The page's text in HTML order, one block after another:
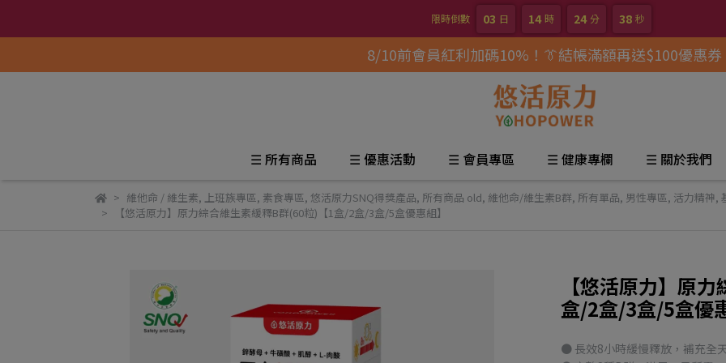
限時倒數 03 日 14 時 24 分 37 秒
8/10前會員紅利加碼10%！👔結帳滿額再送$100優惠券
☰ 所有商品 ☰ 優惠活動 ☰ 會員專區 ☰ 健康專欄 ☰ 關於我們
維他命 / 維生素, 上班族專區, 素食專區, 悠活原力SNQ得獎產品, 所有商品 old, 維他命/維生素B群, 所有單品, 男性專區, 活力精神,
【悠活原力】原力綜合維生素緩釋B群(60粒)【1盒/2盒/3盒/5盒優惠組】
【悠活原力】原
盒/2盒/3盒/5盒優
● 長效8小時緩慢釋放，補充全